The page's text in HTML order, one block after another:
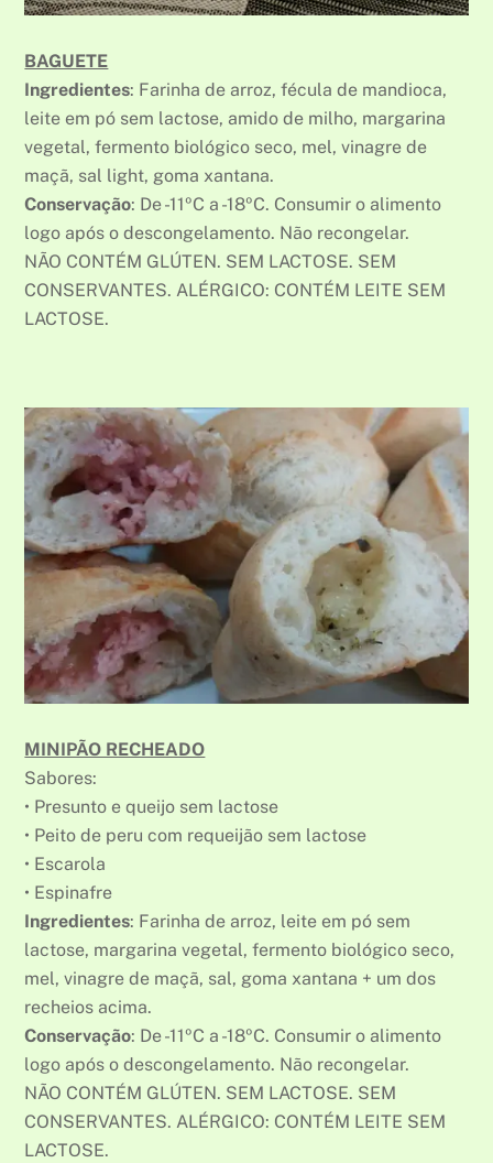
BAGUETE
Ingredientes: Farinha de arroz, fécula de mandioca,
leite em pó sem lactose, amido de milho, margarina
vegetal, fermento biológico seco, mel, vinagre de
maçã, sal light, goma xantana.
Conservação: De -11ºC a -18ºC. Consumir o alimento
logo após o descongelamento. Não recongelar.
NÃO CONTÉM GLÚTEN. SEM LACTOSE. SEM
CONSERVANTES. ALÉRGICO: CONTÉM LEITE SEM
LACTOSE.
MINIPÃO RECHEADO
Sabores:
• Presunto e queijo sem lactose
• Peito de peru com requeijão sem lactose
• Escarola
• Espinafre
Ingredientes: Farinha de arroz, leite em pó sem
lactose, margarina vegetal, fermento biológico seco,
mel, vinagre de maçã, sal, goma xantana + um dos
recheios acima.
Conservação: De -11ºC a -18ºC. Consumir o alimento
logo após o descongelamento. Não recongelar.
NÃO CONTÉM GLÚTEN. SEM LACTOSE. SEM
CONSERVANTES. ALÉRGICO: CONTÉM LEITE SEM
LACTOSE.